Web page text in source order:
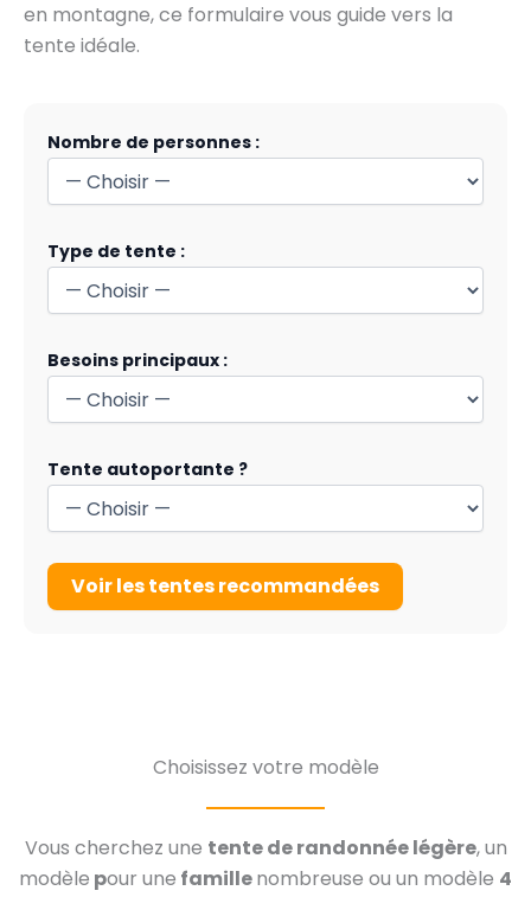
en montagne, ce formulaire vous guide vers la
tente idéale.
Nombre de personnes :
Type de tente :
Besoins principaux :
Tente autoportante ?
Voir les tentes recommandées
Choisissez votre modèle
Vous cherchez une tente de randonnée légère, un
modèle pour une famillenombreuse ou un modèle 4